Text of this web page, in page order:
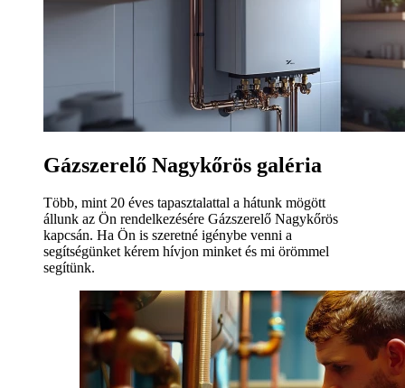
Gázszerelő Nagykőrös galéria
Több, mint 20 éves tapasztalattal a hátunk mögött
állunk az Ön rendelkezésére Gázszerelő Nagykőrös
kapcsán. Ha Ön is szeretné igénybe venni a
segítségünket kérem hívjon minket és mi örömmel
segítünk.